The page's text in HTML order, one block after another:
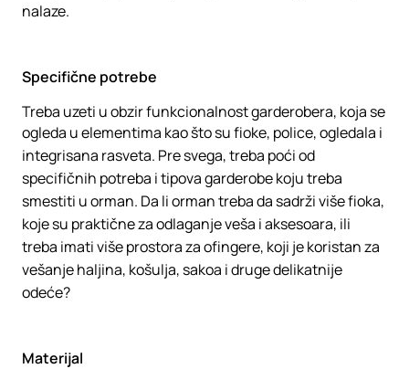
nalaze.
Specifične potrebe
Treba uzeti u obzir funkcionalnost garderobera, koja se
ogleda u elementima kao što su fioke, police, ogledala i
integrisana rasveta. Pre svega, treba poći od
specifičnih potreba i tipova garderobe koju treba
smestiti u orman. Da li orman treba da sadrži više fioka,
koje su praktične za odlaganje veša i aksesoara, ili
treba imati više prostora za ofingere, koji je koristan za
vešanje haljina, košulja, sakoa i druge delikatnije
odeće?
Materijal